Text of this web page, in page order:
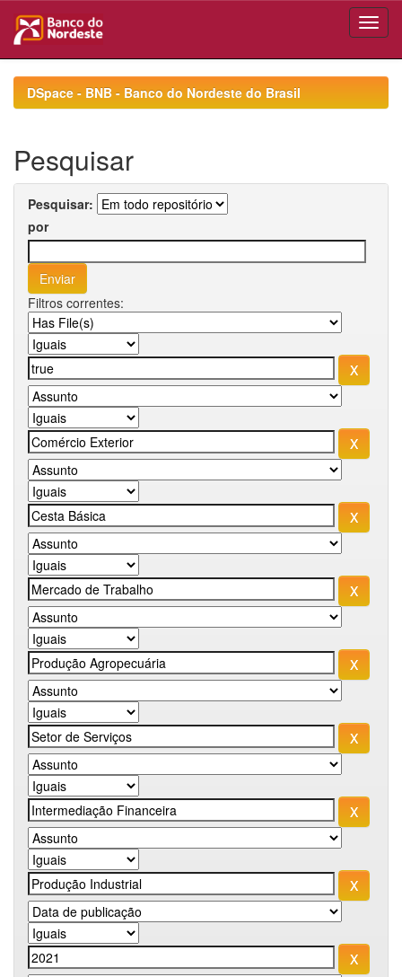
navigationDSpace - BNB - Banco do Nordeste do Brasil
Pesquisar
Pesquisar:
por
Filtros correntes: